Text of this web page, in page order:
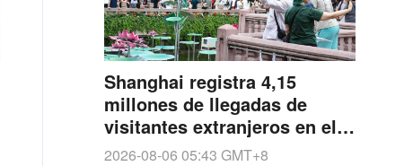
Shanghai registra 4,15
millones de llegadas de
visitantes extranjeros en el
primer semestre, un 29,7 %
2026-08-06 05:43 GMT+8